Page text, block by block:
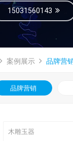
15031560143
案例展示 品牌营
品牌营销